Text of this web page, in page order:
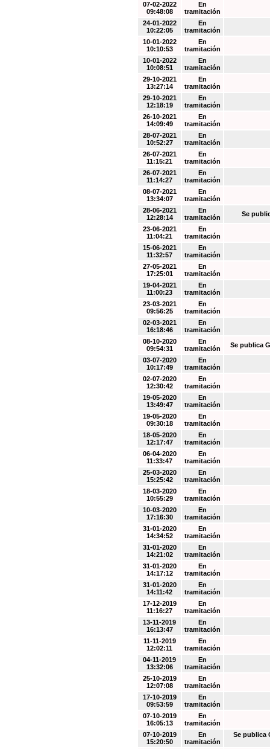
07-02-2022
09:48:08
En
tramitación
24-01-2022
10:22:05
En
tramitación
10-01-2022
10:10:53
En
tramitación
10-01-2022
10:08:51
En
tramitación
29-10-2021
13:27:14
En
tramitación
29-10-2021
12:18:19
En
tramitación
26-10-2021
14:09:49
En
tramitación
28-07-2021
10:52:27
En
tramitación
26-07-2021
11:15:21
En
tramitación
26-07-2021
11:14:27
En
tramitación
08-07-2021
13:34:07
En
tramitación
28-06-2021
12:28:14
En
tramitación
Se
23-06-2021
11:04:21
En
tramitación
15-06-2021
11:32:57
En
tramitación
27-05-2021
17:25:01
En
tramitación
19-04-2021
11:00:23
En
tramitación
23-03-2021
09:56:25
En
tramitación
02-03-2021
16:18:46
En
tramitación
08-10-2020
09:54:31
En
tramitación
Se publica
03-07-2020
10:17:49
En
tramitación
02-07-2020
12:30:42
En
tramitación
19-05-2020
13:49:47
En
tramitación
19-05-2020
09:30:18
En
tramitación
18-05-2020
12:17:47
En
tramitación
06-04-2020
11:33:47
En
tramitación
25-03-2020
15:25:42
En
tramitación
18-03-2020
10:55:29
En
tramitación
10-03-2020
17:16:30
En
tramitación
31-01-2020
14:34:52
En
tramitación
31-01-2020
14:21:02
En
tramitación
31-01-2020
14:17:12
En
tramitación
31-01-2020
14:11:42
En
tramitación
17-12-2019
11:16:27
En
tramitación
13-11-2019
16:13:47
En
tramitación
11-11-2019
12:02:11
En
tramitación
04-11-2019
13:32:06
En
tramitación
25-10-2019
12:07:08
En
tramitación
17-10-2019
09:53:59
En
tramitación
07-10-2019
16:05:13
En
tramitación
07-10-2019
15:20:50
En
tramitación
Se publica